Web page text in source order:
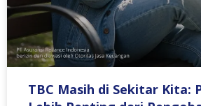
TBC Masih di Sekitar Kita: